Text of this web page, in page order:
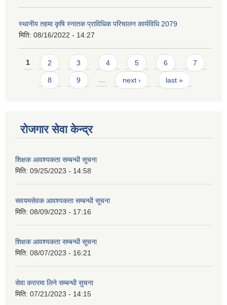
स्थानीय तहमा कृषि स्नातक प्राविधिक परिचालन कार्यविधि 2079
मिति: 08/16/2022 - 14:27
Pages
1 2 3 4 5 6 7
8 9 … next › last »
रोजगार सेवा केन्द्र
शिक्षक आवश्यकता सम्बन्धी सूचना
मिति: 09/25/2023 - 14:58
सवयमसेवक आवश्यकता सम्बन्धी सूचना
मिति: 08/09/2023 - 17:16
शिक्षक आवश्यकता सम्बन्धी सूचना
मिति: 08/07/2023 - 16:21
सेवा करारमा लिने सम्बन्धी सुचना
मिति: 07/21/2023 - 14:15